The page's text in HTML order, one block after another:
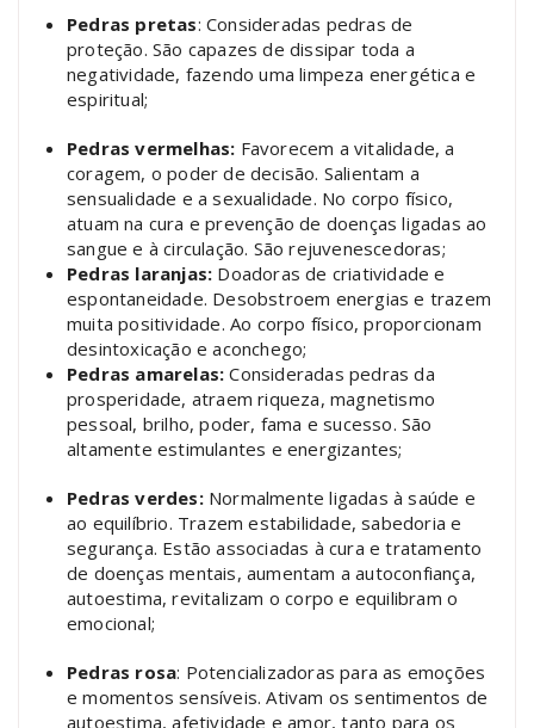
Pedras pretas: Consideradas pedras de
proteção. São capazes de dissipar toda a
negatividade, fazendo uma limpeza energética e
espiritual;
Pedras vermelhas: Favorecem a vitalidade, a
coragem, o poder de decisão. Salientam a
sensualidade e a sexualidade. No corpo físico,
atuam na cura e prevenção de doenças ligadas ao
sangue e à circulação. São rejuvenescedoras;
Pedras laranjas: Doadoras de criatividade e
espontaneidade. Desobstroem energias e trazem
muita positividade. Ao corpo físico, proporcionam
desintoxicação e aconchego;
Pedras amarelas: Consideradas pedras da
prosperidade, atraem riqueza, magnetismo
pessoal, brilho, poder, fama e sucesso. São
altamente estimulantes e energizantes;
Pedras verdes:Normalmente ligadas à saúde e
ao equilíbrio. Trazem estabilidade, sabedoria e
segurança. Estão associadas à cura e tratamento
de doenças mentais, aumentam a autoconfiança,
autoestima, revitalizam o corpo e equilibram o
emocional;
Pedras rosa: Potencializadoras para as emoções
e momentos sensíveis. Ativam os sentimentos de
autoestima, afetividade e amor, tanto para os